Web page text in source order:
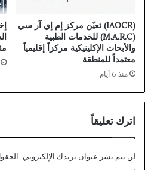
(IAOCR) تعيّن مركز إم إي آر سي
(M.A.R.C) للخدمات الطبية
والأبحاث الإكلينيكية مركزاً إقليمياً
معتمداً للمنطقة
منذ 6 أيام
اترك تعليقاً
لن يتم نشر عنوان بريدك الإلكتروني.